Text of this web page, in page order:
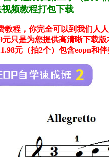
频教程打包下载
教程，你完全可以到我们人
元只是为您提供高清晰下载
元（拍2个）包含eopn和伴